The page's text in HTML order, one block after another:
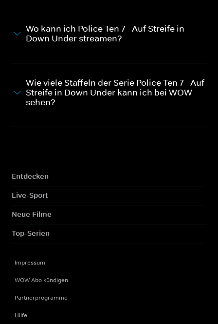
Wo kann ich Police Ten 7 - Auf Streife in
Down Under streamen?
Wie viele Staffeln der Serie Police Ten 7 - Auf
Streife in Down Under kann ich bei WOW
sehen?
Entdecken
Live-Sport
Neue Filme
Top-Serien
Impressum
WOW Abo kündigen
Partnerprogramme
Hilfe